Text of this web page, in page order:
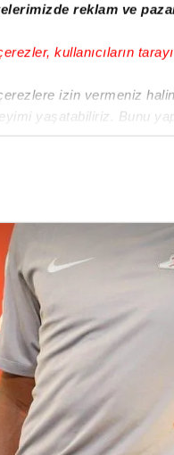
reklam ve
kullanıcıların
izin vermeniz
yaşatabiliriz. Bunu
sunabilmek adına
halükârda, kullanıcılar,
daha iyi bir hizmet
vasıtasıyla çeşitli
kullanılmaktadır.
pazarlama faaliyetlerinin
ilişkin tercihlerinizi
tıklayabilir,
Çerez
sayılı Kişisel Verilerin
uygun olarak